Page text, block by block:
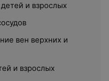
и взрослых
вен верхних и
и взрослых